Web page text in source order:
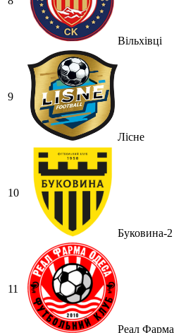
Вільхівці
9
Лісне
10
Буковина-2
11
Реал Фарма